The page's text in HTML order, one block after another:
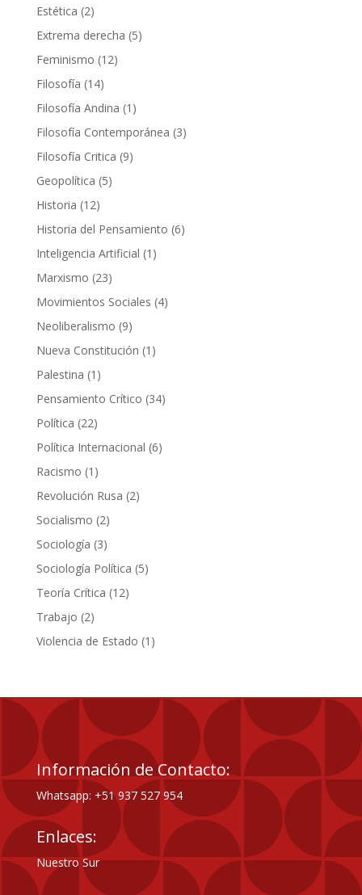
Estética 22
productos
Extrema derecha 55
Feminismo 1212
Filosofía 1414
productos
Filosofía Andina 1 1
producto
Filosofía Contemporánea 33
Filosofía Critica 99
Geopolítica 55
Historia 1212
productos
Historia del Pensamiento 66
Inteligencia Artificial 1 1
Marxismo 2323
productos
Movimientos Sociales 44
Neoliberalismo 99
productos
Nueva Constitución 1 1
Palestina 1 1
producto
Pensamiento Crítico 3434
Política 2222
productos
Política Internacional 66
Racismo 1 1
producto
Revolución Rusa 22
Socialismo 22
productos
Sociología 33
productos
Sociología Política 55
Teoría Crítica 1212
Trabajo 22
productos
Violencia de Estado 1 1
Información de Contacto:
Whatsapp: +51 937 527 954
Enlaces:
Nuestro Sur